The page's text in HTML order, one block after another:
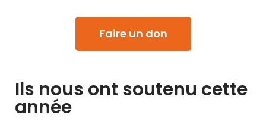
Faire un don
Ils nous ont soutenu cette
année